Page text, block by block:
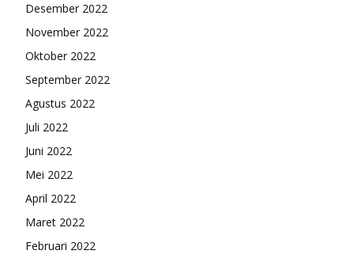
Desember 2022
November 2022
Oktober 2022
September 2022
Agustus 2022
Juli 2022
Juni 2022
Mei 2022
April 2022
Maret 2022
Februari 2022